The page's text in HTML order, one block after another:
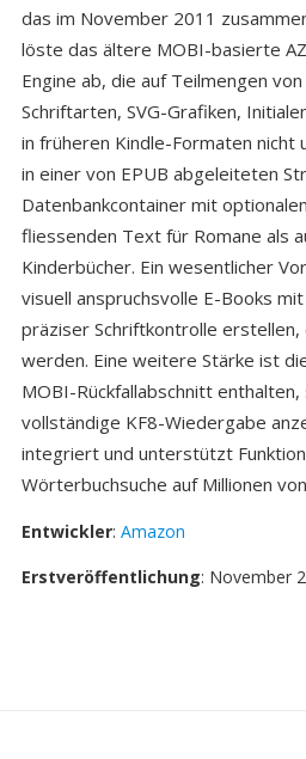
das im November 2011
löste das ältere MOBI-basierte
Engine ab, die auf Teilmengen
Schriftarten, SVG-Grafiken,
in früheren Kindle-Formaten
in einer von EPUB abgeleiteten
Datenbankcontainer mit
fliessenden Text für Romane als
Kinderbücher. Ein wesentlicher
visuell anspruchsvolle E-Books
präziser Schriftkontrolle
werden. Eine weitere Stärke ist
MOBI-Rückfallabschnitt
vollständige KF8-Wiedergabe
integriert und unterstützt
Wörterbuchsuche auf Millionen
Entwickler: Amazon
Erstveröffentlichung: November